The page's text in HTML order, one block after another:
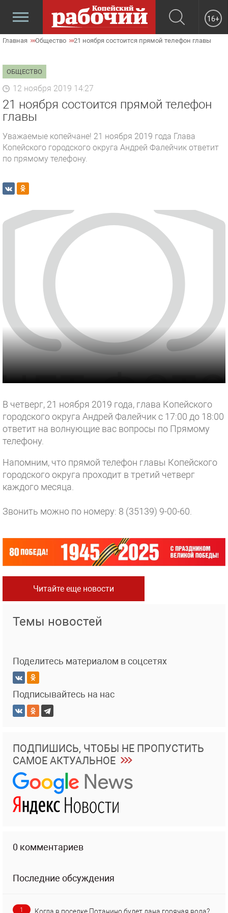
16+
Главная Общество 21 ноября состоится прямой телефон главы
ОБЩЕСТВО
12 ноября 2019 14:27
21 ноября состоится прямой телефон
главы
Уважаемые копейчане! 21 ноября 2019 года Глава
Копейского городского округа Андрей Фалейчик ответит
по прямому телефону.
В четверг, 21 ноября 2019 года, глава Копейского
городского округа Андрей Фалейчик с 17:00 до 18:00
ответит на волнующие вас вопросы по Прямому
телефону.
Напомним, что прямой телефон главы Копейского
городского округа проходит в третий четверг
каждого месяца.
Звонить можно по номеру: 8 (35139) 9-00-60.
Читайте еще новости
Темы новостей
Поделитесь материалом в соцсетях
Подписывайтесь на нас
ПОДПИШИСЬ, ЧТОБЫ НЕ ПРОПУСТИТЬ
САМОЕ АКТУАЛЬНОЕ
0 комментариев
Последние обсуждения
1 Когда в поселке Потанино будет дана горячая вода?